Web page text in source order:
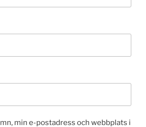
min e-postadress och webbplats i